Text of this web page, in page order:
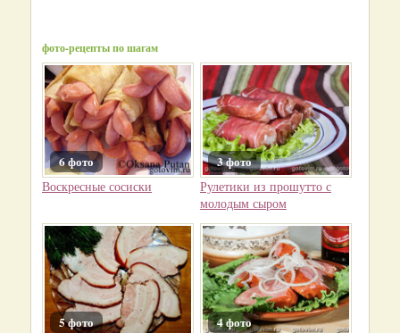
фото-рецепты по шагам
6 фото
Воскресные сосиски
3 фото
Рулетики из прошутто с
молодым сыром
5 фото 4 фото